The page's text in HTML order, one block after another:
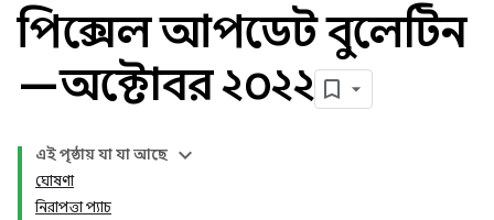
পিক্সেল আপডেট বুলেটিন
—অক্টোবর ২০২২
এই পৃষ্ঠায় যা যা আছে
ঘোষণা
নিরাপত্তা প্যাচ